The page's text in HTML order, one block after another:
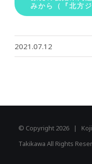
みから（『北方
2021.07.12
© Copyright 2026 | Koji
Takikawa All Rights